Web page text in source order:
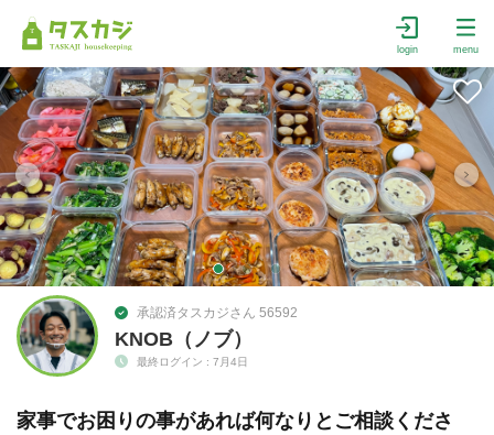
login menu
承認済タスカジさん 56592
KNOB（ノブ）
最終ログイン : 7月4日
家事でお困りの事があれば何なりとご相談くださ